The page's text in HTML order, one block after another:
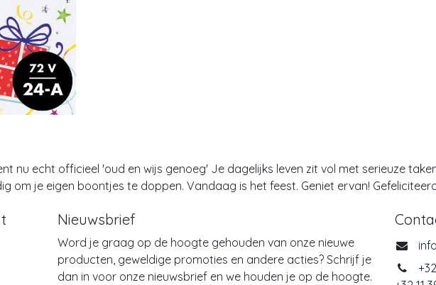
nu echt officieel 'oud en wijs genoeg' Je dagelijks leven zit vol met serieuze
om je eigen boontjes te doppen. Vandaag is het feest. Geniet ervan!
Nieuwsbrief
Word je graag op de hoogte gehouden van onze nieuwe
producten, geweldige promoties en andere acties? Schrijf je
dan in voor onze nieuwsbrief en we houden je op de hoogte.